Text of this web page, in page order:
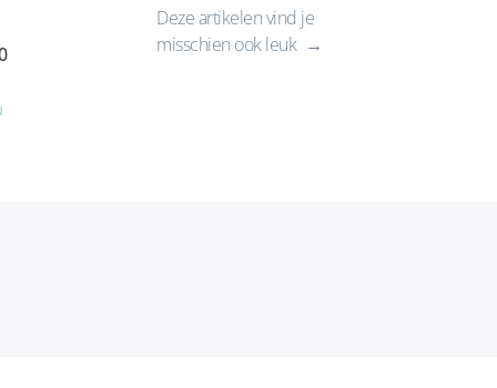
Deze artikelen vind je
misschien ook leuk